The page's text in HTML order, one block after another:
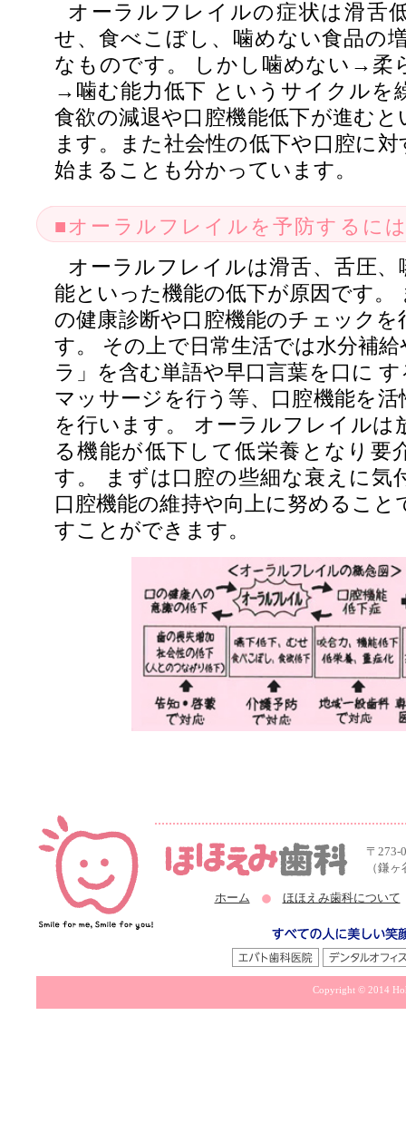
オーラルフレイルの症状は滑舌
せ、食べこぼし、噛めない食品の
なものです。 しかし噛めない→柔
→噛む能力低下 というサイクルを
食欲の減退や口腔機能低下が進む
ます。また社会性の低下や口腔に
始まることも分かっています。
■オーラルフレイルを予防するに
オーラルフレイルは滑舌、舌圧、
能といった機能の低下が原因です。
の健康診断や口腔機能のチェック
す。 その上で日常生活では水分補
ラ」を含む単語や早口言葉を口に
マッサージを行う等、口腔機能を
を行います。 オーラルフレイルは
る機能が低下して低栄養となり要
す。 まずは口腔の些細な衰えに気
口腔機能の維持や向上に努めること
すことができます。
〒273-
（鎌
ホーム ほほえみ歯科について
Copyright © 2014